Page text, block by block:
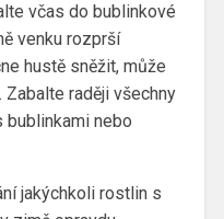
včas do bublinkové
venku rozprší
hustě sněžit, může
raději všechny
nebo
jakýchkoli rostlin s